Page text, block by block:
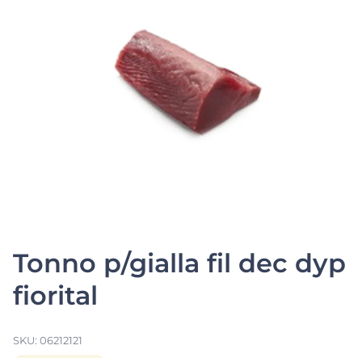
Tonno p/gialla fil dec dyp
fiorital
SKU: 06212121